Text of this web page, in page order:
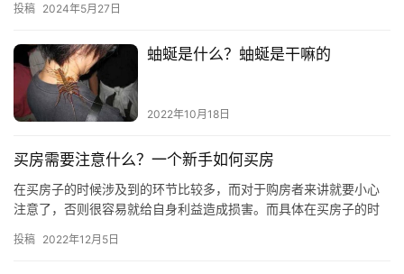
结…
投稿 2024年5月27日
蚰蜒是什么？蚰蜒是干嘛的
2022年10月18日
买房需要注意什么？一个新手如何买房
在买房子的时候涉及到的环节比较多，而对于购房者来讲就要小心
注意了，否则很容易就给自身利益造成损害。而具体在买房子的时
一…
投稿 2022年12月5日